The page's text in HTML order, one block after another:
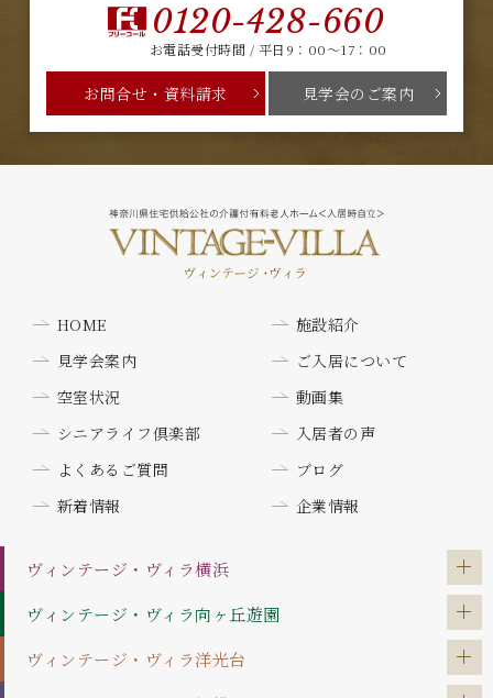
0120-428-660
お電話受付時間 / 平日9：00～17：00
お問合せ・資料請求 見学会のご案内
HOME
施設紹介
見学会案内
ご入居について
空室状況
動画集
シニアライフ倶楽部
入居者の声
よくあるご質問
ブログ
新着情報
企業情報
ヴィンテージ・ヴィラ横浜
ヴィンテージ・ヴィラ向ヶ丘遊園
ヴィンテージ・ヴィラ洋光台